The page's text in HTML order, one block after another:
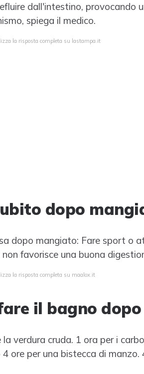
dall'intestino, provocando
spiega il medico.
la risposta completa su lastampa.it
dopo
dopo mangiato: Fare sport o
favorisce una buona
la risposta completa su maalox.it
il bagno
verdura cruda. 1 ora per i
ore per una bistecca di